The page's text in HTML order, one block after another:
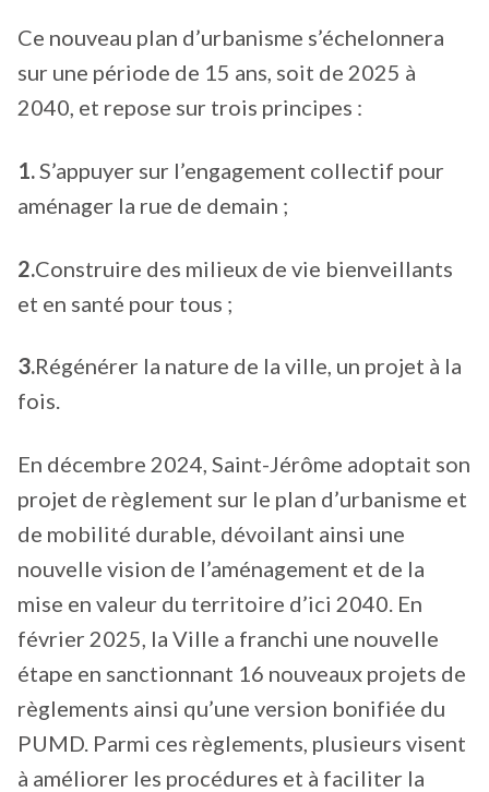
Ce nouveau plan d’urbanisme s’échelonnera
sur une période de 15 ans, soit de 2025 à
2040, et repose sur trois principes :
1.S’appuyer sur l’engagement collectif pour
aménager la rue de demain ;
2.Construire des milieux de vie bienveillants
et en santé pour tous ;
3.Régénérer la nature de la ville, un projet à la
fois.
En décembre 2024, Saint-Jérôme adoptait son
projet de règlement sur le plan d’urbanisme et
de mobilité durable, dévoilant ainsi une
nouvelle vision de l’aménagement et de la
mise en valeur du territoire d’ici 2040. En
février 2025, la Ville a franchi une nouvelle
étape en sanctionnant 16 nouveaux projets de
règlements ainsi qu’une version bonifiée du
PUMD. Parmi ces règlements, plusieurs visent
à améliorer les procédures et à faciliter la